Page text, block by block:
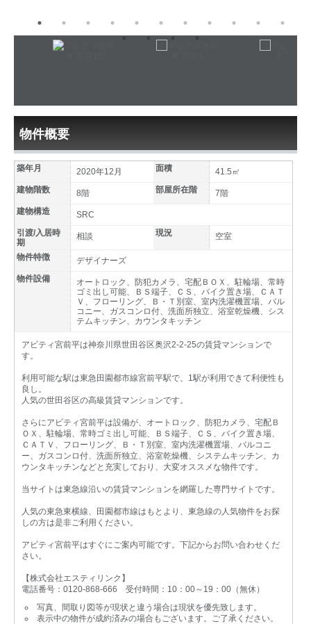
物件概要
築年月 2020年12月 面積
41.5㎡
建物階数
8階 部屋所在階
7階
建物構造
SRC
引渡/入居時
期
相談 現況 空室
物件特徴
デザイナーズ
物件設備
オートロック、防犯カメラ、宅配ＢＯＸ、駐輪場、常時
ゴミ出し可能、ＢＳ端子、ＣＳ、バイク置き場、ＣＡＴ
Ｖ、フローリング、Ｂ・Ｔ別室、室内洗濯機置場、バル
コニー、ガスコンロ付、洗面所独立、浴室乾燥機、シス
テムキッチン、カウンタキッチン
アビティ宮前平は神奈川県世田谷区奥沢2-2-25の賃貸マンションで
す。
利用可能な駅は東急田園都市線宮前平駅で、1駅が利用できて利便性も
良し。
人気の世田谷区の高級賃貸マンションです。
さらにアビティ宮前平は設備が、オートロック、防犯カメラ、宅配Ｂ
ＯＸ、駐輪場、常時ゴミ出し可能、ＢＳ端子、ＣＳ、バイク置き場、
ＣＡＴＶ、フローリング、Ｂ・Ｔ別室、室内洗濯機置場、バルコニ
ー、ガスコンロ付、洗面所独立、浴室乾燥機、システムキッチン、カ
ウンタキッチンなどと充実しており、大変オススメな物件です。
当サイトは東急線沿いの賃貸マンションを網羅した専門サイトです。
人気の東急東横線、田園都市線はもとより、東急線の人気物件をお探
しの方は是非ご利用ください。
アビティ宮前平はすぐにご案内可能です。下記からお問い合わせくだ
さい。
【株式会社エスティリンク】
電話番号：0120-868-666 受付時間：10：00～19：00（無休）
写真、間取り図等が現状と違う場合は現状を優先致します。
表示中の物件が成約済みの場合もございます。ご了承ください。